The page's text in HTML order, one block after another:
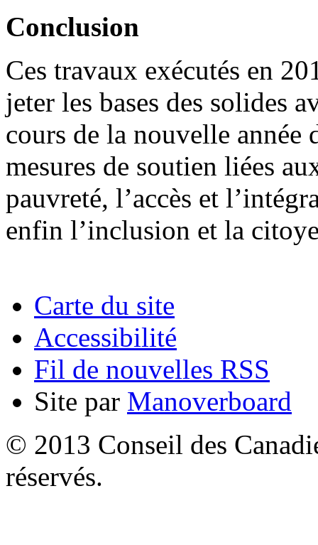
Conclusion
Ces travaux exécutés en
jeter les bases des solides
cours de la nouvelle année
mesures de soutien liées
pauvreté, l’accès et
enfin l’inclusion et la
Carte du site
Accessibilité
Fil de nouvelles RSS
Site par Manoverboard
© 2013 Conseil des
réservés.